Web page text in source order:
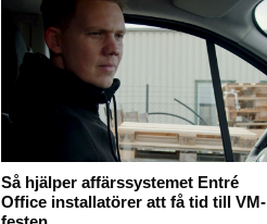
Så hjälper affärssystemet Entré
Office installatörer att få tid till VM-